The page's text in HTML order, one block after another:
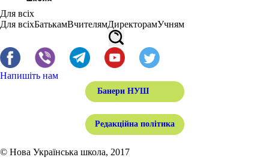
Для всіх
Для всіхБатькамВчителямДиректорамУчням
Напишіть нам
Банери НУШ
Редакційна політика
© Нова Українська школа, 2017